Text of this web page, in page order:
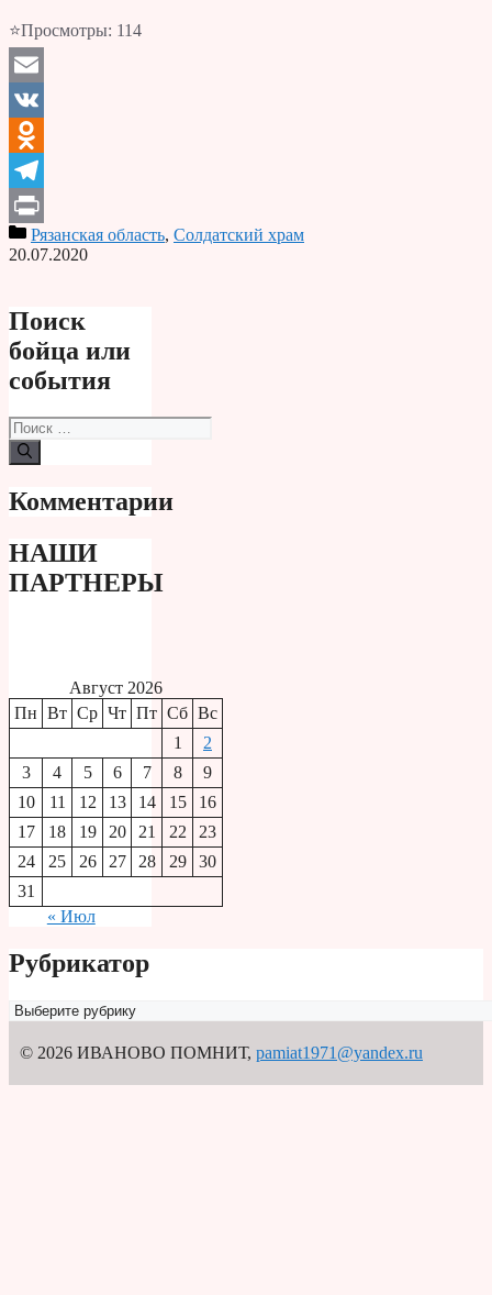
⭐Просмотры: 114
Email
VK
Odnoklassniki
Telegram
PrintРязанская область, Солдатский храм
20.07.2020
Поиск
бойца или
события
Поиск:
Комментарии
НАШИ
ПАРТНЕРЫ
Август 2026
Пн Вт Ср Чт Пт Сб Вс
1
2
3
4 5 6 7 8
9
10
11 12 13 14 15
16
17
18 19 20 21 22
23
24
25 26 27 28 29
30
31
« Июл
Рубрикатор
Рубрикатор
© 2026 ИВАНОВО ПОМНИТ, pamiat1971@yandex.ru